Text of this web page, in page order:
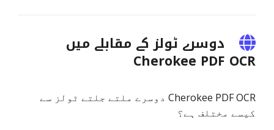
دوسرے ٹولز کے مقابلے میں
Cherokee PDF OCR
Cherokee PDF OCR دوسرے ملتے جلتے ٹولز سے
کیسے مختلف ہے؟